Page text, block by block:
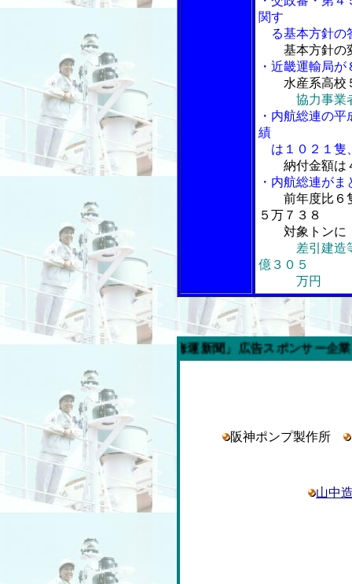
関す
る基本方針の
基本方針の
・近畿運輸局
水産系高校
協力事業
・内航総連の
績
は１０２１隻
納付金額は
・内航総連が
前年度比６
５万７３８
対象トンに
差引建造
億３０５
万円
今週の「内航海運新聞」広告スポンサー企業
阪神ポンプ製作所
山中